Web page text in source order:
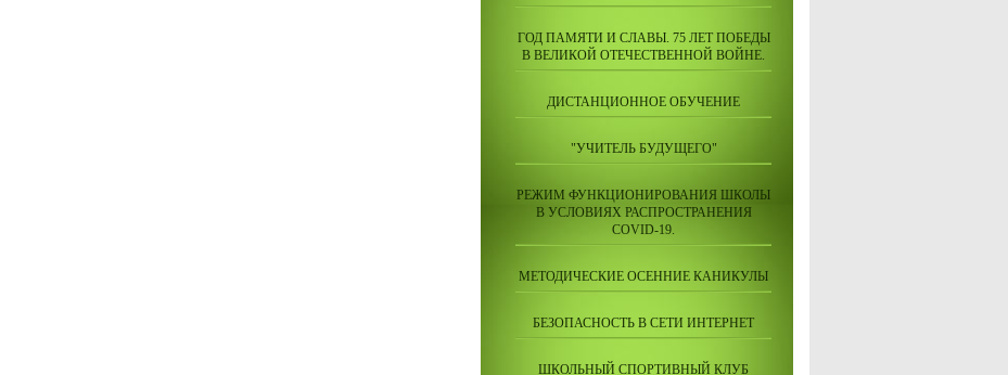
ГОД ПАМЯТИ И СЛАВЫ. 75 ЛЕТ ПОБЕДЫ
В ВЕЛИКОЙ ОТЕЧЕСТВЕННОЙ ВОЙНЕ.
ДИСТАНЦИОННОЕ ОБУЧЕНИЕ
"УЧИТЕЛЬ БУДУЩЕГО"
РЕЖИМ ФУНКЦИОНИРОВАНИЯ ШКОЛЫ
В УСЛОВИЯХ РАСПРОСТРАНЕНИЯ
COVID-19.
МЕТОДИЧЕСКИЕ ОСЕННИЕ КАНИКУЛЫ
БЕЗОПАСНОСТЬ В СЕТИ ИНТЕРНЕТ
ШКОЛЬНЫЙ СПОРТИВНЫЙ КЛУБ